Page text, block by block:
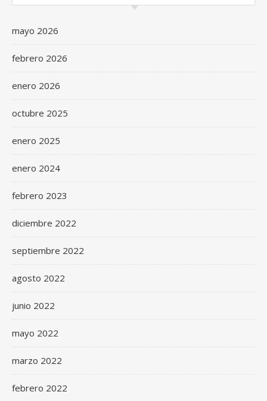
mayo 2026
febrero 2026
enero 2026
octubre 2025
enero 2025
enero 2024
febrero 2023
diciembre 2022
septiembre 2022
agosto 2022
junio 2022
mayo 2022
marzo 2022
febrero 2022